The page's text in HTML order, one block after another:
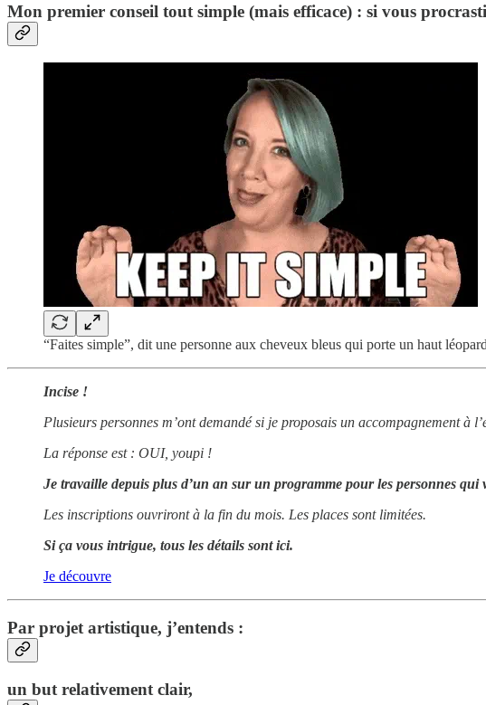
Mon premier conseil tout simple (mais efficace) : si vous
“Faites simple”, dit une personne aux cheveux bleus qui porte un haut
Incise !
Plusieurs personnes m’ont demandé si je proposais un accompagnement à
La réponse est : OUI, youpi !
Je travaille depuis plus d’un an sur un programme pour les personnes qui
Les inscriptions ouvriront à la fin du mois. Les places sont limitées.
Si ça vous intrigue, tous les détails sont ici.
Je découvre
Par projet artistique, j’entends :
un but relativement clair,